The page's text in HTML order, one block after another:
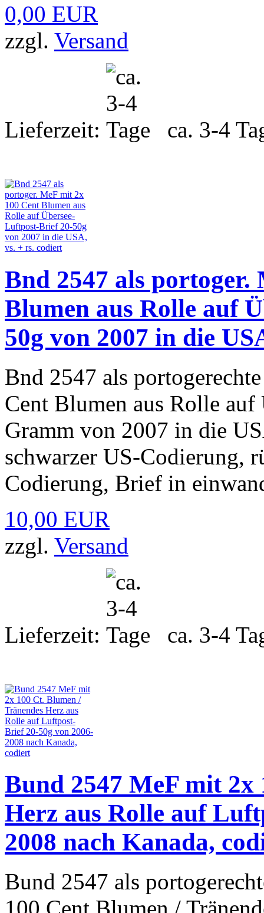
0,00 EUR
zzgl. Versand
Lieferzeit: ca. 3-4
Bnd 2547 als portoger.
Blumen aus Rolle auf
50g von 2007 in die
Bnd 2547 als
Cent Blumen aus Rolle
Gramm von 2007 in die
schwarzer US-Codierung,
Codierung, Brief in
10,00 EUR
zzgl. Versand
Lieferzeit: ca. 3-4
Bund 2547 MeF mit 2x
Herz aus Rolle auf
2008 nach Kanada,
Bund 2547 als